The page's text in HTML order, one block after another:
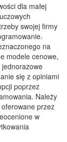
dla małej
swojej firmy
na
modele cenowe,
się z opiniami
poprzez
Należy
przez
w